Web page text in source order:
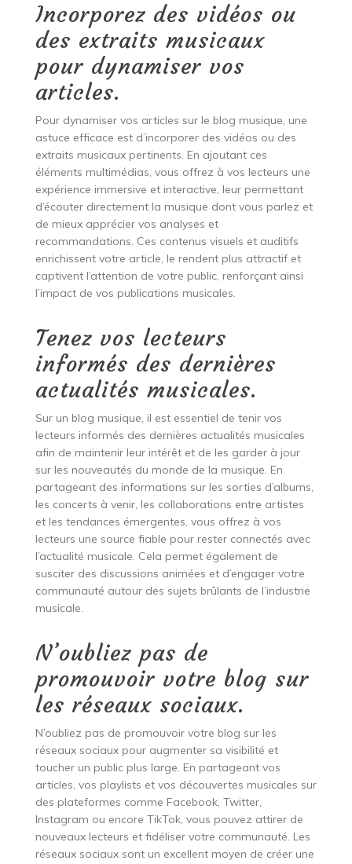
Incorporez des vidéos ou
des extraits musicaux
pour dynamiser vos
articles.
Pour dynamiser vos articles sur le blog musique, une
astuce efficace est d’incorporer des vidéos ou des
extraits musicaux pertinents. En ajoutant ces
éléments multimédias, vous offrez à vos lecteurs une
expérience immersive et interactive, leur permettant
d’écouter directement la musique dont vous parlez et
de mieux apprécier vos analyses et
recommandations. Ces contenus visuels et auditifs
enrichissent votre article, le rendent plus attractif et
captivent l’attention de votre public, renforçant ainsi
l’impact de vos publications musicales.
Tenez vos lecteurs
informés des dernières
actualités musicales.
Sur un blog musique, il est essentiel de tenir vos
lecteurs informés des dernières actualités musicales
afin de maintenir leur intérêt et de les garder à jour
sur les nouveautés du monde de la musique. En
partageant des informations sur les sorties d’albums,
les concerts à venir, les collaborations entre artistes
et les tendances émergentes, vous offrez à vos
lecteurs une source fiable pour rester connectés avec
l’actualité musicale. Cela permet également de
susciter des discussions animées et d’engager votre
communauté autour des sujets brûlants de l’industrie
musicale.
N’oubliez pas de
promouvoir votre blog sur
les réseaux sociaux.
N’oubliez pas de promouvoir votre blog sur les
réseaux sociaux pour augmenter sa visibilité et
toucher un public plus large. En partageant vos
articles, vos playlists et vos découvertes musicales sur
des plateformes comme Facebook, Twitter,
Instagram ou encore TikTok, vous pouvez attirer de
nouveaux lecteurs et fidéliser votre communauté. Les
réseaux sociaux sont un excellent moyen de créer une